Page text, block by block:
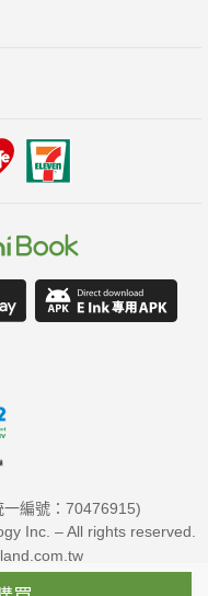
編號：70476915)
Inc. – All rights reserved.